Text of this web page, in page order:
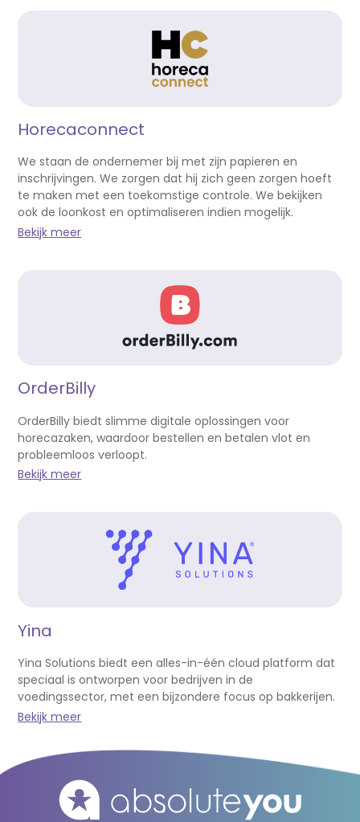
Horecaconnect
We staan de ondernemer bij met zijn papieren en
inschrijvingen. We zorgen dat hij zich geen zorgen hoeft
te maken met een toekomstige controle. We bekijken
ook de loonkost en optimaliseren indien mogelijk.
Bekijk meer
OrderBilly
OrderBilly biedt slimme digitale oplossingen voor
horecazaken, waardoor bestellen en betalen vlot en
probleemloos verloopt.
Bekijk meer
Yina
Yina Solutions biedt een alles-in-één cloud platform dat
speciaal is ontworpen voor bedrijven in de
voedingssector, met een bijzondere focus op bakkerijen.
Bekijk meer